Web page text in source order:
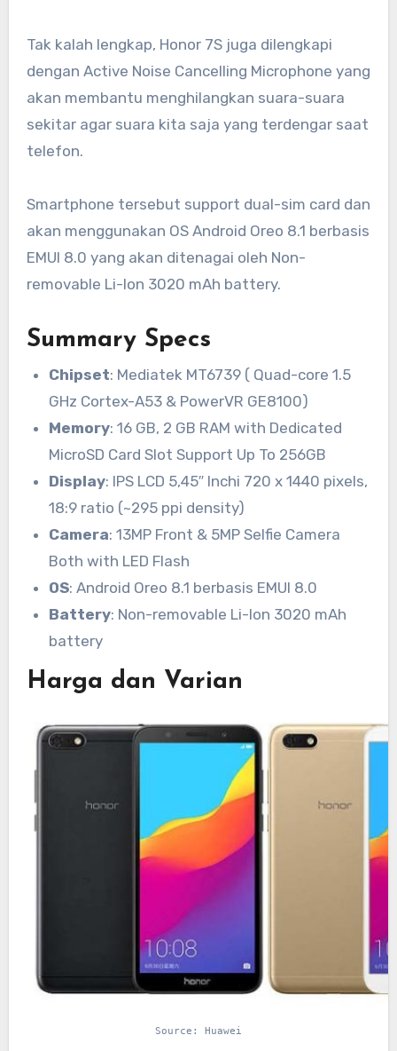
Tak kalah lengkap, Honor 7S juga dilengkapi
dengan Active Noise Cancelling Microphone yang
akan membantu menghilangkan suara-suara
sekitar agar suara kita saja yang terdengar saat
telefon.
Smartphone tersebut support dual-sim card dan
akan menggunakan OS Android Oreo 8.1 berbasis
EMUI 8.0 yang akan ditenagai oleh Non-
removable Li-Ion 3020 mAh battery.
Summary Specs
Chipset: Mediatek MT6739 ( Quad-core 1.5
GHz Cortex-A53 & PowerVR GE8100)
Memory: 16 GB, 2 GB RAM with Dedicated
MicroSD Card Slot Support Up To 256GB
Display: IPS LCD 5,45″ Inchi 720 x 1440 pixels,
18:9 ratio (~295 ppi density)
Camera: 13MP Front & 5MP Selfie Camera
Both with LED Flash
OS: Android Oreo 8.1 berbasis EMUI 8.0
Battery: Non-removable Li-Ion 3020 mAh
battery
Harga dan Varian
Source: Huawei